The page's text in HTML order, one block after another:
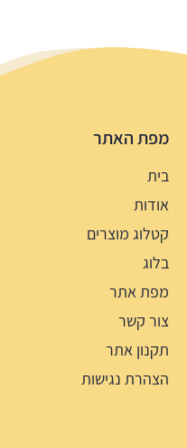
מפת האתר
בית
אודות
קטלוג מוצרים
בלוג
מפת אתר
צור קשר
תקנון אתר
הצהרת נגישות